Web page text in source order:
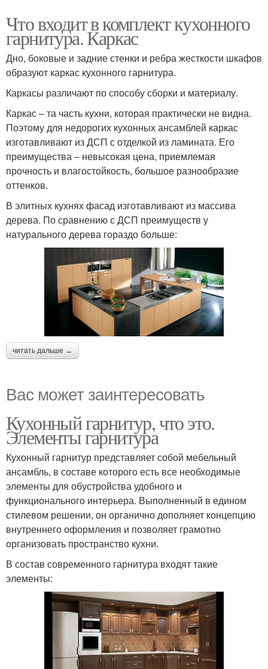
Что входит в комплект кухонного
гарнитура. Каркас
Дно, боковые и задние стенки и ребра жесткости шкафов
образуют каркас кухонного гарнитура.
Каркасы различают по способу сборки и материалу.
Каркас – та часть кухни, которая практически не видна.
Поэтому для недорогих кухонных ансамблей каркас
изготавливают из ДСП с отделкой из ламината. Его
преимущества – невысокая цена, приемлемая
прочность и влагостойкость, большое разнообразие
оттенков.
В элитных кухнях фасад изготавливают из массива
дерева. По сравнению с ДСП преимуществ у
натурального дерева гораздо больше:
читать дальше →
Вас может заинтересовать
Кухонный гарнитур, что это.
Элементы гарнитура
Кухонный гарнитур представляет собой мебельный
ансамбль, в составе которого есть все необходимые
элементы для обустройства удобного и
функционального интерьера. Выполненный в едином
стилевом решении, он органично дополняет концепцию
внутреннего оформления и позволяет грамотно
организовать пространство кухни.
В состав современного гарнитура входят такие
элементы: